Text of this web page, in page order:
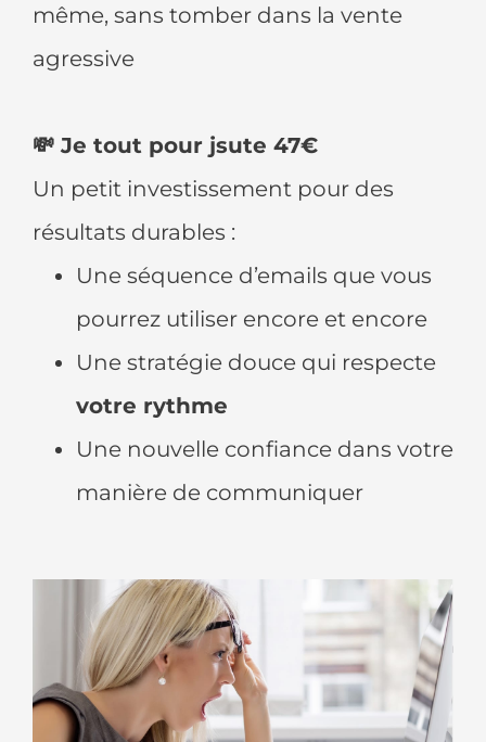
même, sans tomber dans la vente
agressive
💸 Je tout pour jsute 47€
Un petit investissement pour des
résultats durables :
Une séquence d’emails que vous
pourrez utiliser encore et encore
Une stratégie douce qui respecte
votre rythme
Une nouvelle confiance dans votre
manière de communiquer